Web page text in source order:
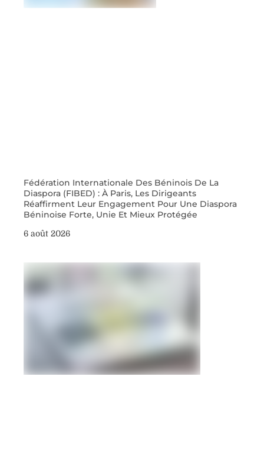
Fédération Internationale Des Béninois De La
Diaspora (FIBED) : À Paris, Les Dirigeants
Réaffirment Leur Engagement Pour Une Diaspora
Béninoise Forte, Unie Et Mieux Protégée
6 août 2026